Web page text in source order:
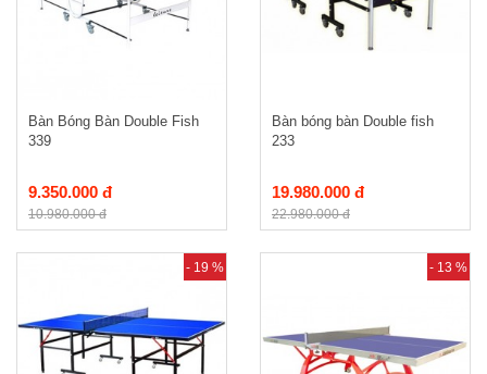
Bàn Bóng Bàn Double Fish
339
9.350.000 đ
10.980.000 đ
Bàn bóng bàn Double fish
233
19.980.000 đ
22.980.000 đ
- 19 % - 13 %